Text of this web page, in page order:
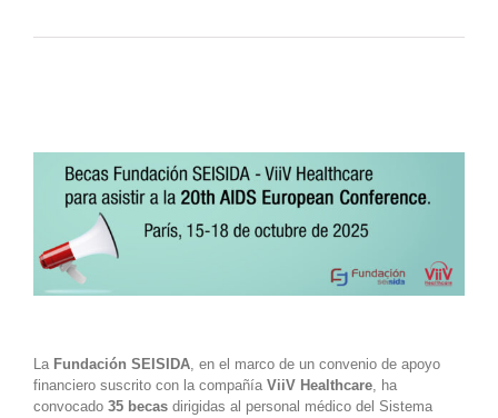
La Fundación SEISIDA, en el marco de un convenio de apoyo
financiero suscrito con la compañía ViiV Healthcare, ha
convocado 35 becas dirigidas al personal médico del Sistema